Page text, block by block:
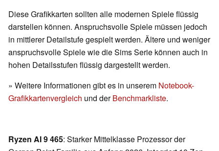
Diese Grafikkarten sollten alle modernen Spiele flüssig
darstellen können. Anspruchsvolle Spiele müssen jedoch
in mittlerer Detailstufe gespielt werden. Ältere und weniger
anspruchsvolle Spiele wie die Sims Serie können auch in
hohen Detailsstufen flüssig dargestellt werden.
» Weitere Informationen gibt es in unserem Notebook-
Grafikkartenvergleich und derBenchmarkliste.
Ryzen AI 9 465: Starker Mittelklasse Prozessor der